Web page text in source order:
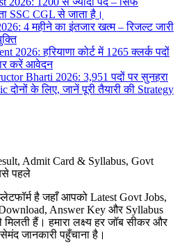
SSC CGL से जाता है।
4 महीने का इंतजार खत्म – रिजल्ट जारी
2026: हरियाणा कोर्ट में 1265 क्लर्क पदों
करें आवेदन
Bharti 2026: 3,951 पदों पर सुनहरा
दोनों के लिए, जानें पूरी तैयारी की Strategy
Admit Card & Syllabus, Govt
पहले
है जहाँ आपको Latest Govt Jobs,
Answer Key और Syllabus
हैं। हमारा लक्ष्य हर जॉब सीकर और
जानकारी पहुँचाना है।